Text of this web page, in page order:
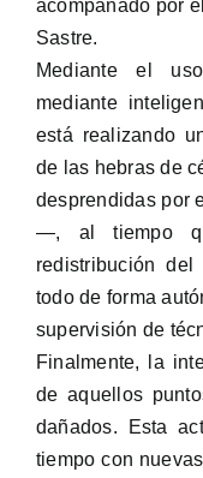
acompañado por
Sastre.
Mediante el
mediante
está realizando
de las hebras de
desprendidas por
—, al tiempo
redistribución
todo de forma
supervisión de
Finalmente, la
de aquellos
dañados. Esta
tiempo con